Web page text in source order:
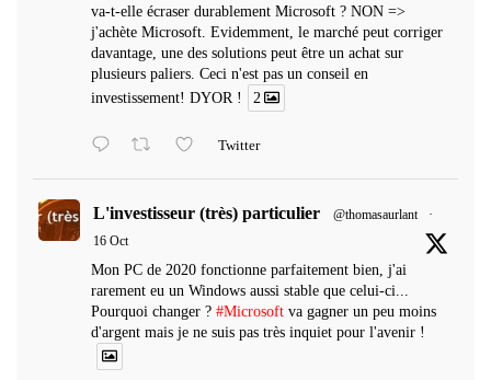
va-t-elle écraser durablement Microsoft ? NON =>
j'achète Microsoft. Evidemment, le marché peut corriger
davantage, une des solutions peut être un achat sur
plusieurs paliers. Ceci n'est pas un conseil en
investissement! DYOR !
2
Twitter
L'investisseur (très) particulier @thomasaurlant
·
16 Oct
Mon PC de 2020 fonctionne parfaitement bien, j'ai
rarement eu un Windows aussi stable que celui-ci...
Pourquoi changer ? #Microsoft va gagner un peu moins
d'argent mais je ne suis pas très inquiet pour l'avenir !